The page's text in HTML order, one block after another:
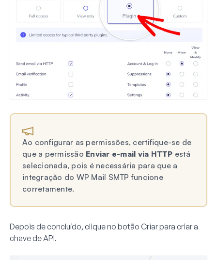
Ao configurar as permissões, certifique-se de
que a permissão Enviar e-mail via HTTP está
selecionada, pois é necessária para que a
integração do WP Mail SMTP funcione
corretamente.
Depois de concluído, clique no botão Criarpara criar a
chave de API.